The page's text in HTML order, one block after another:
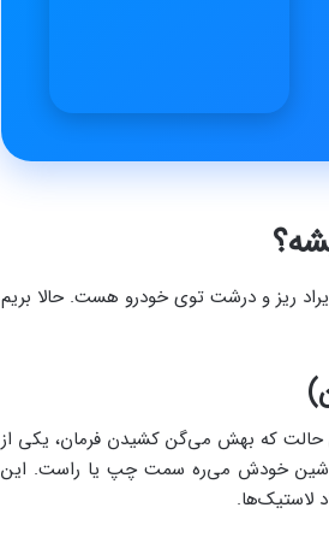
ریز و درشت توی خودرو هست. حالا بریم
که بهش می‌گن کشیدن فرمان، یکی از
ماشین خودش می‌ره سمت چپ یا راست. این
لاستیک‌ها.